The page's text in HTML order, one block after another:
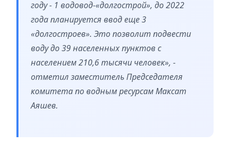
году - 1 водовод-«долгострой», до 2022
года планируется ввод еще 3
«долгостроев». Это позволит подвести
воду до 39 населенных пунктов с
населением 210,6 тысячи человек», -
отметил заместитель Председателя
комитета по водным ресурсам Максат
Аяшев.